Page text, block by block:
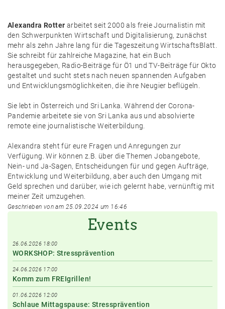
Alexandra Rotter arbeitet seit 2000 als freie Journalistin mit
den Schwerpunkten Wirtschaft und Digitalisierung, zunächst
mehr als zehn Jahre lang für die Tageszeitung WirtschaftsBlatt.
Sie schreibt für zahlreiche Magazine, hat ein Buch
herausgegeben, Radio-Beiträge für Ö1 und TV-Beiträge für Okto
gestaltet und sucht stets nach neuen spannenden Aufgaben
und Entwicklungsmöglichkeiten, die ihre Neugier beflügeln.
Sie lebt in Österreich und Sri Lanka. Während der Corona-
Pandemie arbeitete sie von Sri Lanka aus und absolvierte
remote eine journalistische Weiterbildung.
Alexandra steht für eure Fragen und Anregungen zur
Verfügung. Wir können z.B. über die Themen Jobangebote,
Nein- und Ja-Sagen, Entscheidungen für und gegen Aufträge,
Entwicklung und Weiterbildung, aber auch den Umgang mit
Geld sprechen und darüber, wie ich gelernt habe, vernünftig mit
meiner Zeit umzugehen.
Geschrieben von am 25.09.2024 um 16:46
Events
26.06.2026 18:00
WORKSHOP: Stressprävention
24.06.2026 17:00
Komm zum FREIgrillen!
01.06.2026 12:00
Schlaue Mittagspause: Stressprävention